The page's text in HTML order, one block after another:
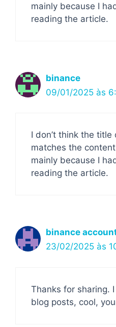
mainly because I
reading the article.
binance
09/01/2025 às
I don’t think the
matches the
mainly because I
reading the article.
binance
23/02/2025 às
Thanks for sharing.
blog posts, cool,